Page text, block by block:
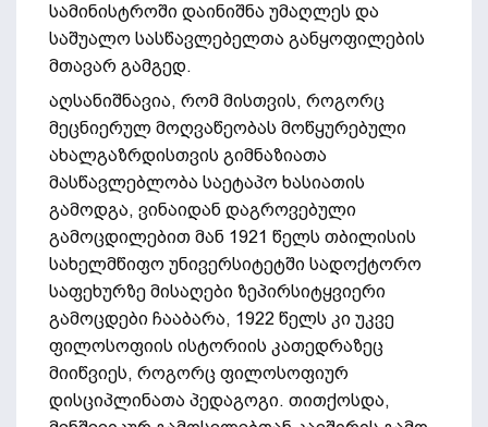
სამინისტროში დაინიშნა უმაღლეს და
საშუალო სასწავლებელთა განყოფილების
მთავარ გამგედ.
აღსანიშნავია, რომ მისთვის, როგორც
მეცნიერულ მოღვაწეობას მოწყურებული
ახალგაზრდისთვის გიმნაზიათა
მასწავლებლობა საეტაპო ხასიათის
გამოდგა, ვინაიდან დაგროვებული
გამოცდილებით მან 1921 წელს თბილისის
სახელმწიფო უნივერსიტეტში სადოქტორო
საფეხურზე მისაღები ზეპირსიტყვიერი
გამოცდები ჩააბარა, 1922 წელს კი უკვე
ფილოსოფიის ისტორიის კათედრაზეც
მიიწვიეს, როგორც ფილოსოფიურ
დისციპლინათა პედაგოგი. თითქოსდა,